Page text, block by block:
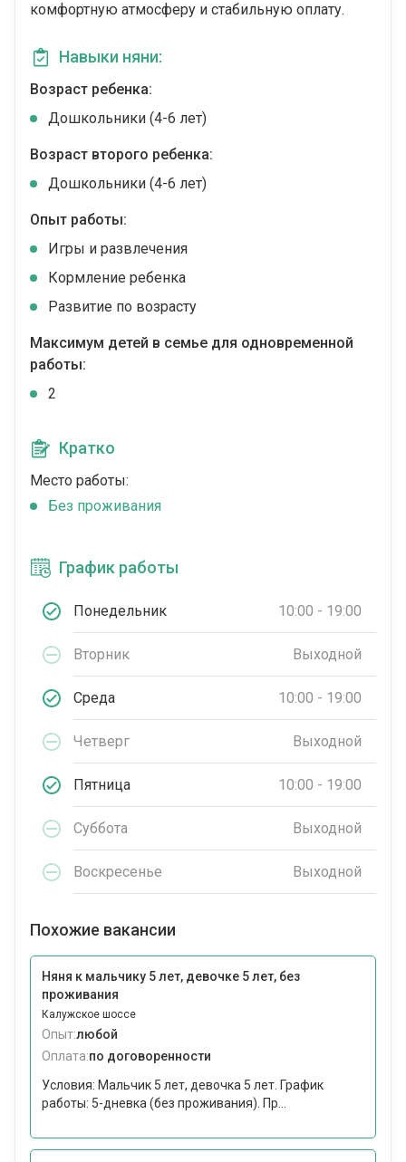
комфортную атмосферу и стабильную оплату.
Навыки няни:
Возраст ребенка:
Дошкольники (4-6 лет)
Возраст второго ребенка:
Дошкольники (4-6 лет)
Опыт работы:
Игры и развлечения
Кормление ребенка
Развитие по возрасту
Максимум детей в семье для одновременной
работы:
2
Кратко
Место работы:
Без проживания
График работы
Понедельник 10:00 - 19:00
Вторник Выходной
Среда 10:00 - 19:00
Четверг Выходной
Пятница 10:00 - 19:00
Суббота Выходной
Воскресенье Выходной
Похожие вакансии
Няня к мальчику 5 лет, девочке 5 лет, без
проживания
Калужское шоссе
Опыт:любой
Оплата:по договоренности
Условия: Мальчик 5 лет, девочка 5 лет. График
работы: 5-дневка (без проживания). Пр...